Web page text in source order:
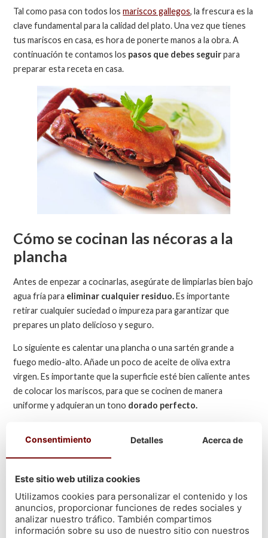
Tal como pasa con todos losmariscos gallegos, la frescura es la
clave fundamental para la calidad del plato. Una vez que tienes
tus mariscos en casa, es hora de ponerte manos a la obra. A
continuación te contamos los pasos que debes seguirpara
preparar esta receta en casa.
Cómo se cocinan las nécoras a la
plancha
Antes de enpezar a cocinarlas, asegúrate de limpiarlas bien bajo
agua fría para eliminar cualquier residuo.Es importante
retirar cualquier suciedad o impureza para garantizar que
prepares un plato delicioso y seguro.
Lo siguiente es calentar una plancha o una sartén grande a
fuego medio-alto. Añade un poco de aceite de oliva extra
virgen. Es importante que la superficie esté bien caliente antes
de colocar los mariscos, para que se cocinen de manera
uniforme y adquieran un tono dorado perfecto.
unos 3-4 minutos por cada lado, o hasta que estén
completamente doradas y crujientes. Es importante no
adecuada y no se amontonen entre sí.
Cómo servir nécoras a la plancha
Consentimiento Detalles Acerca de
Este sitio web utiliza cookies
Utilizamos cookies para personalizar el contenido y los
anuncios, proporcionar funciones de redes sociales y
analizar nuestro tráfico. También compartimos
información sobre su uso de nuestro sitio con nuestros